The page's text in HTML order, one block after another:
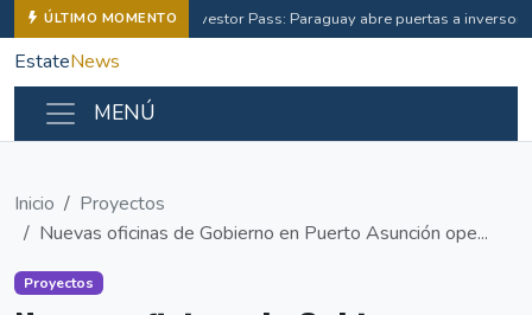
ÚLTIMO MOMENTO Investor Pass: Paraguay abre puertas a
EstateNews
MENÚ
Inicio
Proyectos
Nuevas oficinas de Gobierno en Puerto Asunción ope...
Proyectos